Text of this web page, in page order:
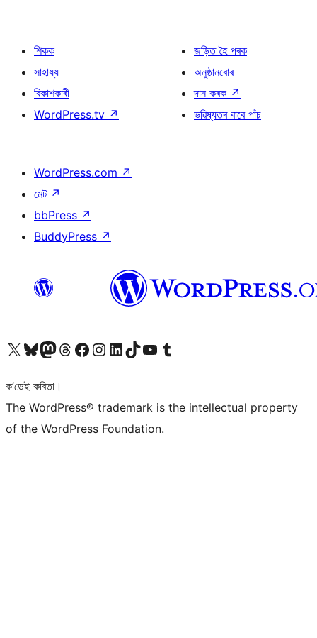
শিকক
সাহায্য
বিকাশকাৰী
WordPress.tv ↗
জড়িত হৈ পৰক
অনুষ্ঠানবোৰ
দান কৰক ↗
ভৱিষ্যতৰ বাবে পাঁচ
WordPress.com ↗
মেট ↗
bbPress ↗
BuddyPress ↗
আমাৰ X (আগৰ Twitter) একাউণ্টলৈ যাওকআমাৰ Bluesky একাউণ্টলৈ যাওকআমাৰ Mastodon একাউণ্টলৈ যাওকআমাৰ Threads একাউণ্টলৈ যাওকআমাৰ Facebook পৃষ্ঠালৈ যাওকআমাৰ Instagram একাউণ্টলৈ যাওকআমাৰ LinkedIn একাউণ্টলৈ যাওকআমাৰ TikTok একাউণ্টলৈ যাওকআমাৰ YouTube চেনেললৈ যাওকআমাৰ Tumblr একাউণ্টলৈ যাওক
ক’ডেই কবিতা।
The WordPress® trademark is the intellectual property
of the WordPress Foundation.